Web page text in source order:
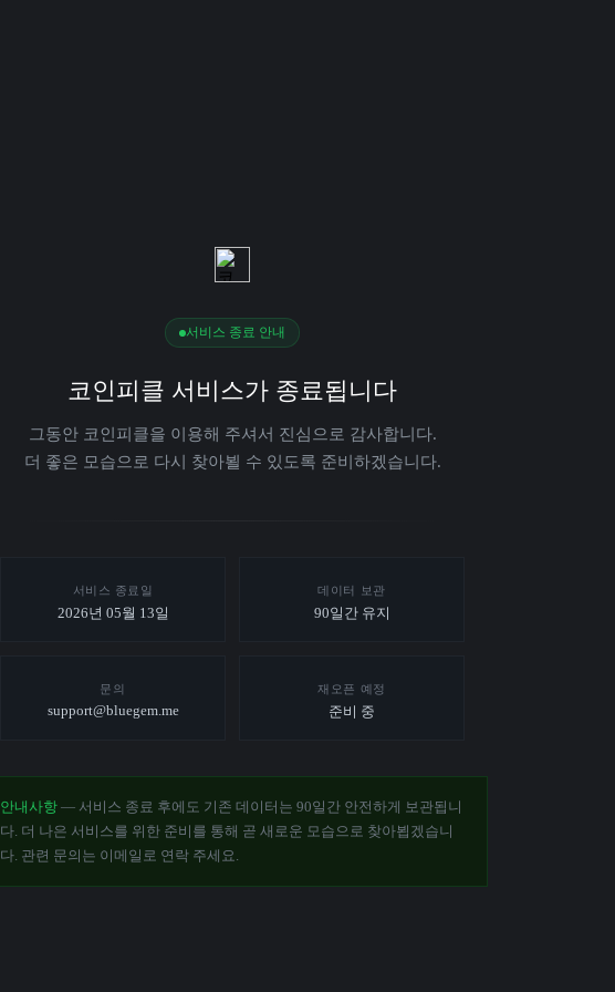
서비스 종료 안내
코인피클 서비스가 종료됩니다
그동안 코인피클을 이용해 주셔서 진심으로 감사합니다.
더 좋은 모습으로 다시 찾아뵐 수 있도록 준비하겠습니다.
서비스 종료일
2026년 05월 13일
데이터 보관
90일간 유지
문의
support@bluegem.me
재오픈 예정
준비 중
안내사항 — 서비스 종료 후에도 기존 데이터는 90일간 안전하게 보관됩니
다. 더 나은 서비스를 위한 준비를 통해 곧 새로운 모습으로 찾아뵙겠습니
다. 관련 문의는 이메일로 연락 주세요.